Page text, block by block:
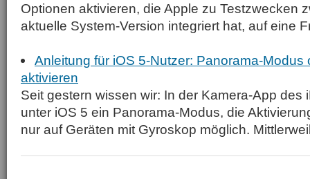
Optionen aktivieren, die Apple zu Testzwecken
aktuelle System-Version integriert hat, auf eine
Anleitung für iOS 5-Nutzer: Panorama-Modus
aktivieren
Seit gestern wissen wir: In der Kamera-App des
unter iOS 5 ein Panorama-Modus, die
nur auf Geräten mit Gyroskop möglich.